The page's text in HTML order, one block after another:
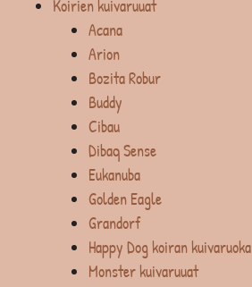
Koirien kuivaruuat
Acana
Arion
Bozita Robur
Buddy
Cibau
Dibaq Sense
Eukanuba
Golden Eagle
Grandorf
Happy Dog koiran kuivaruoka
Monster kuivaruuat